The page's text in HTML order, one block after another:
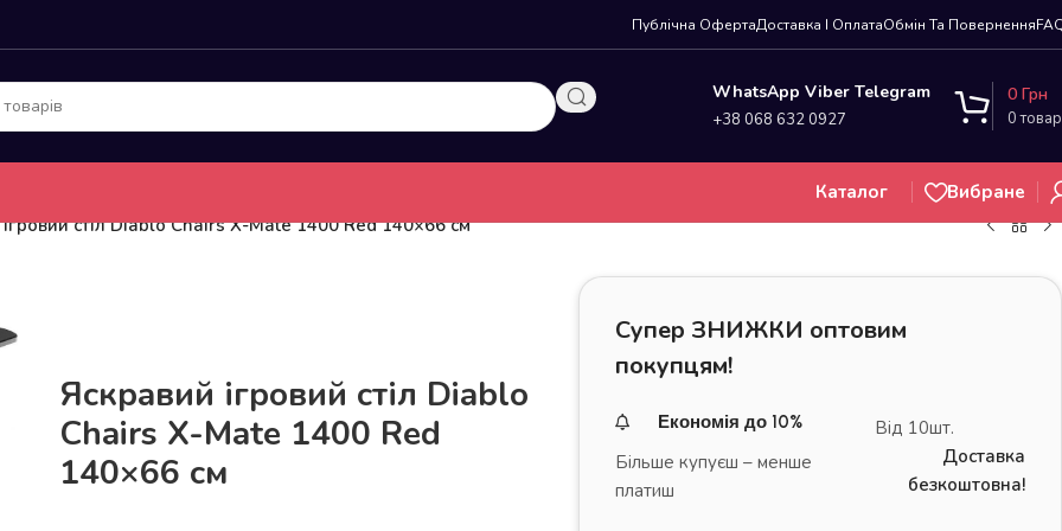
Публічна ОфертаДоставка І ОплатаОбмін Та Повернення
WhatsApp Viber Telegram
+38 068 632 0927 0
0 Грн
Каталог
Вибране
стіл Diablo Chairs X-Mate 1400 Red 140×66 см
Яскравий ігровий стіл Diablo
Chairs X-Mate 1400 Red
140×66 см
Супер ЗНИЖКИ оптовим
покупцям!
Економія до 10%
Більше купуєш – менше
платиш
Від 10шт.
Доставка
безкоштовна!